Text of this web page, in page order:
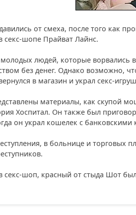
от смеха, после того как
секс-шопе Прайват Лайнс.
людей, которые ворвались
без денег. Однако возможно,
в магазин и украл секс-
материалы, как скупой
Хоспитал. Он также был
он украл кошелек с банковскими
в больнице и торговых
секс-шоп, красный от стыда Шот